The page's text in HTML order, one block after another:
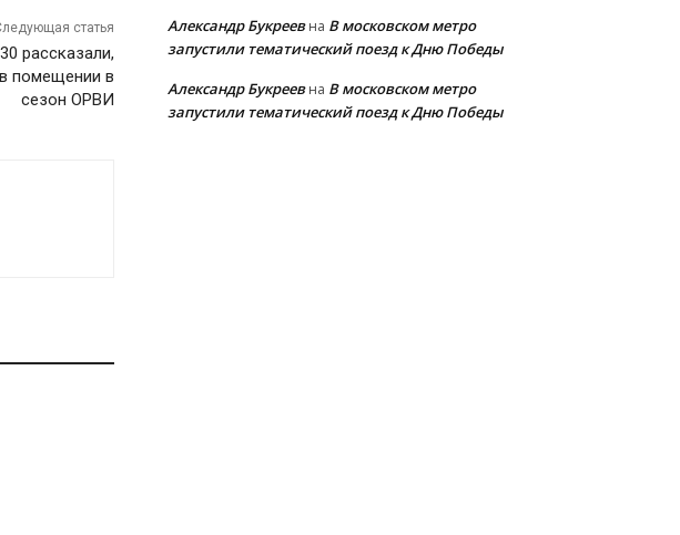
статья
рассказали,
помещении в
сезон ОРВИ
Александр Букреевна В московском метро
запустили тематический поезд к Дню Победы
Александр Букреевна В московском метро
запустили тематический поезд к Дню Победы